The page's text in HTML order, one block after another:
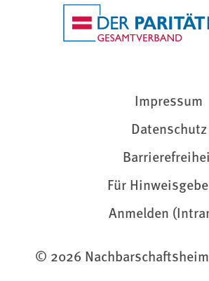
Impressum
Datenschutz
Für
Anmelden
© 2026